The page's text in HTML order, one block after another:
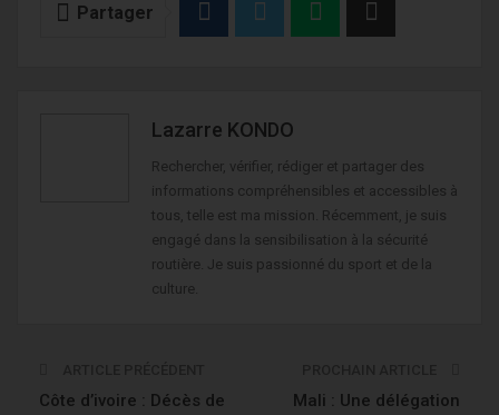
Partager
Lazarre KONDO
Rechercher, vérifier, rédiger et partager des
informations compréhensibles et accessibles à
tous, telle est ma mission. Récemment, je suis
engagé dans la sensibilisation à la sécurité
routière. Je suis passionné du sport et de la
culture.
Côte d’ivoire : Décès de
Mali : Une délégation